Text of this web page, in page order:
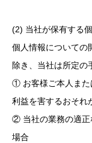
(2) 当社が保有する
個人情報についての
除き、当社は所定の
① お客様ご本人また
利益を害するおそれ
② 当社の業務の適正
場合